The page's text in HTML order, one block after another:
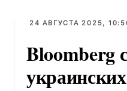
24 АВГУСТА 2025,
Bloomberg